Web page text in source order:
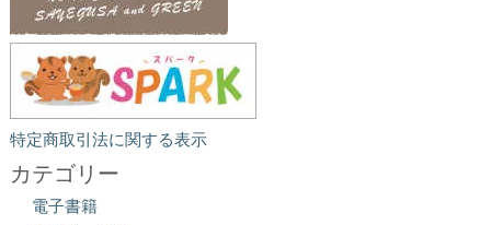
特定商取引法に関する表示
カテゴリー
電子書籍